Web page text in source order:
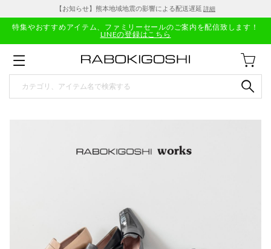
【お知らせ】熊本地域地震の影響による配送遅延 詳細
特集やおすすめアイテム、ファミリーセールのご案内を配信致します！
LINEの登録はこちら